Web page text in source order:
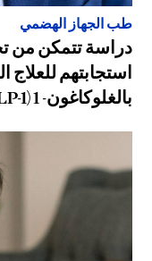
طب الجهاز الهضمي
دراسة تتمكن من
استجابتهم للعلاج
بالغلوكاغون- 1 (GLP-1)